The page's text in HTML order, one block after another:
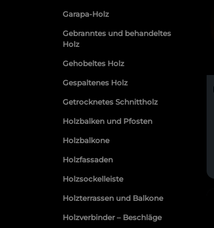
Garapa-Holz
Gebranntes und behandeltes
Holz
Gehobeltes Holz
Gespaltenes Holz
Getrocknetes Schnittholz
Holzbalken und Pfosten
Holzbalkone
Holzfassaden
Holzsockelleiste
Holzterrassen und Balkone
Holzverbinder – Beschläge